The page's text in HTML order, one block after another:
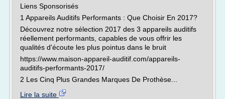
Liens Sponsorisés
1 Appareils Auditifs Performants : Que Choisir En 2017?
Découvrez notre sélection 2017 des 3 appareils auditifs
réellement performants, capables de vous offrir les
qualités d'écoute les plus pointus dans le bruit
https://www.maison-appareil-auditif.com/appareils-
auditifs-performants-2017/
2 Les Cinq Plus Grandes Marques De Prothèse...
Lire la suite